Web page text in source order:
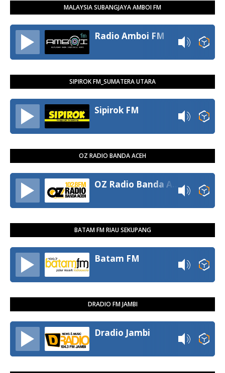
MALAYSIA SUBANGJAYA AMBOI FM
Radio Amboi FM
SIPIROK FM_SUMATERA UTARA
Sipirok FM
OZ RADIO BANDA ACEH
BATAM FM RIAU SEKUPANG
Batam FM
DRADIO FM JAMBI
Dradio Jambi